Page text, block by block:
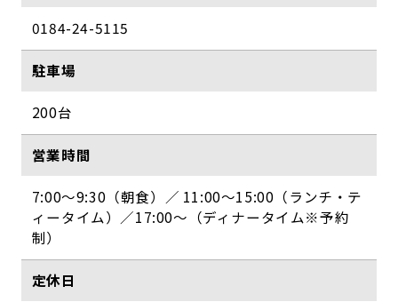
0184-24-5115
駐車場
200台
営業時間
7:00～9:30（朝食）／ 11:00～15:00（ランチ・テ
ィータイム）／17:00～（ディナータイム※予約
制）
定休日